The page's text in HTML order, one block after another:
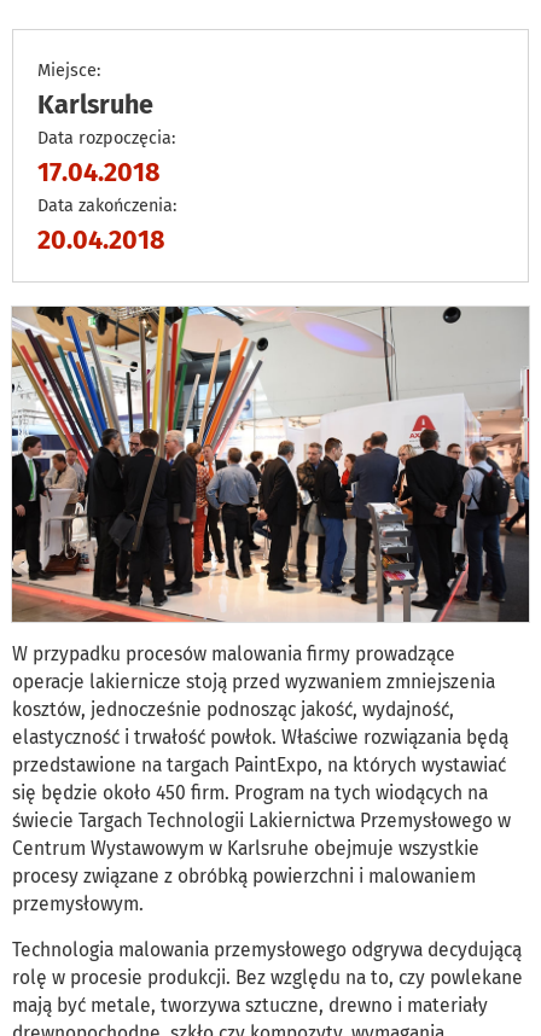
Miejsce:
Karlsruhe
Data rozpoczęcia:
17.04.2018
Data zakończenia:
20.04.2018
W przypadku procesów malowania firmy prowadzące
operacje lakiernicze stoją przed wyzwaniem zmniejszenia
kosztów, jednocześnie podnosząc jakość, wydajność,
elastyczność i trwałość powłok. Właściwe rozwiązania będą
przedstawione na targach PaintExpo, na których wystawiać
się będzie około 450 firm. Program na tych wiodących na
świecie Targach Technologii Lakiernictwa Przemysłowego w
Centrum Wystawowym w Karlsruhe obejmuje wszystkie
procesy związane z obróbką powierzchni i malowaniem
przemysłowym.
Technologia malowania przemysłowego odgrywa decydującą
rolę w procesie produkcji. Bez względu na to, czy powlekane
mają być metale, tworzywa sztuczne, drewno i materiały